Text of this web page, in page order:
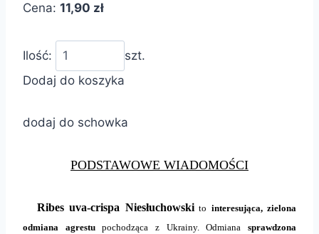
Cena: 11,90 zł
Ilość:
szt.
Dodaj do koszyka
dodaj do schowka
PODSTAWOWE WIADOMOŚCI
Ribes uva-crispa Niesłuchowskito interesująca, zielona
odmiana agrestupochodząca z Ukrainy. Odmianasprawdzona